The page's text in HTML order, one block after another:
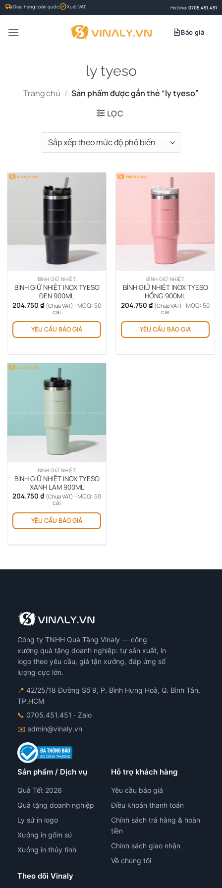
Bỏ
qua
nội
Giao hàng toàn quốc Xuất VAT Hotline: 0705.451.451
Báo giá
ly tyeso
Trang chủ / Sản phẩm được gắn thẻ “ly tyeso”
LỌC
BÌNH GIỮ NHIỆT
BÌNH GIỮ NHIỆT INOX TYESO
ĐEN 900ML
204.750 ₫ (Chưa VAT) · MOQ: 50
cái
YÊU CẦU BÁO GIÁ
BÌNH GIỮ NHIỆT
BÌNH GIỮ NHIỆT INOX TYESO
HỒNG 900ML
204.750 ₫ (Chưa VAT) · MOQ: 50
cái
YÊU CẦU BÁO GIÁ
BÌNH GIỮ NHIỆT
BÌNH GIỮ NHIỆT INOX TYESO
XANH LAM 900ML
204.750 ₫ (Chưa VAT) · MOQ: 50
cái
YÊU CẦU BÁO GIÁ
Công ty TNHH Quà Tặng Vinaly — công
xưởng quà tặng doanh nghiệp: tự sản xuất, in
logo theo yêu cầu, giá tận xưởng, đáp ứng số
lượng cực lớn.
📍 42/25/18 Đường Số 9, P. Bình Hưng Hoà, Q. Bình Tân,
TP.HCM
📞 0705.451.451 · Zalo
✉️ admin@vinaly.vn
Sản phẩm / Dịch vụ
Quà Tết 2026
Quà tặng doanh nghiệp
Ly sứ in logo
Xưởng in gốm sứ
Xưởng in thủy tinh
Hỗ trợ khách hàng
Yêu cầu báo giá
Điều khoản thanh toán
Chính sách trả hàng & hoàn
tiền
Chính sách giao nhận
Về chúng tôi
Theo dõi Vinaly